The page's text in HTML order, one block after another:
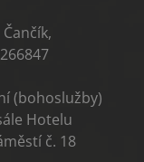
(bohoslužby)
Hotelu
č. 18